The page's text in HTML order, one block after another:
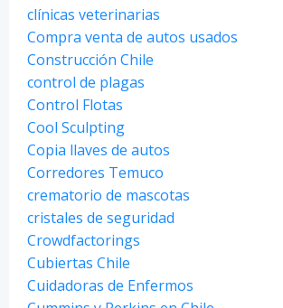
clínicas veterinarias
Compra venta de autos usados
Construcción Chile
control de plagas
Control Flotas
Cool Sculpting
Copia llaves de autos
Corredores Temuco
crematorio de mascotas
cristales de seguridad
Crowdfactorings
Cubiertas Chile
Cuidadoras de Enfermos